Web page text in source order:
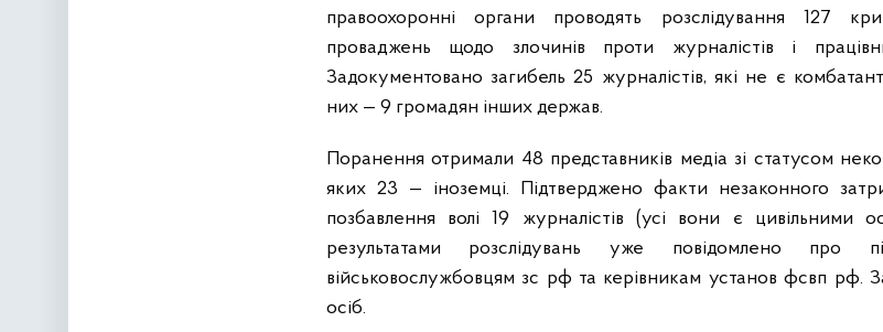
правоохоронні органи проводять розслідування 127
проваджень щодо злочинів проти журналістів і
Задокументовано загибель 25 журналістів, які не є
них — 9 громадян інших держав.
Поранення отримали 48 представників медіа зі статусом
яких 23 — іноземці. Підтверджено факти незаконного
позбавлення волі 19 журналістів (усі вони є цивільними
результатами розслідувань уже повідомлено про
військовослужбовцям зс рф та керівникам установ фсвп рф.
осіб.